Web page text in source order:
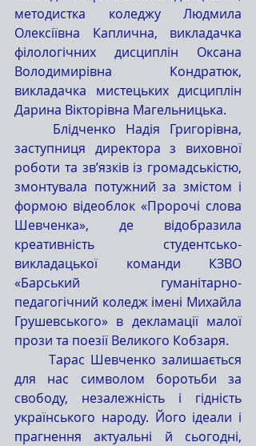
методистка коледжу Людмила
Олексіївна Каплична, викладачка
філологічних дисциплін Оксана
Володимирівна Кондратюк,
викладачка мистецьких дисциплін
Дарина Вікторівна Магельницька.
заступниця директора з виховної
роботи та зв’язків із громадськістю,
змонтувала потужний за змістом і
формою відеоблок «Пророчі слова
Шевченка», де відобразила
креативність студентсько-
викладацької команди КЗВО
«Барський гуманітарно-
педагогічний коледж імені Михайла
Грушевського» в декламації малої
прози та поезії Великого Кобзаря.
для нас символом боротьби за
свободу, незалежність і гідність
українського народу. Його ідеали і
прагнення актуальні й сьогодні,